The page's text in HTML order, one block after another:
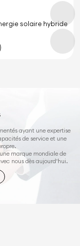
solaire hybride
ayant une expertise
de service et une
marque mondiale de
nous dès aujourd'hui.